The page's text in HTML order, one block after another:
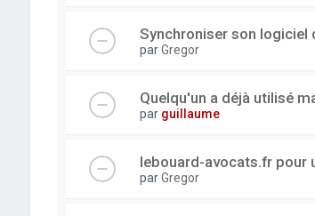
Synchroniser son logiciel
parGregor
Quelqu'un a déjà utilisé
par guillaume
lebouard-avocats.fr pour
parGregor